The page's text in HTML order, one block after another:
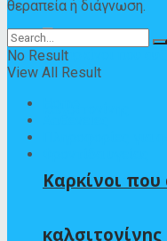
Καρκίνοι
καλσιτονίνης
θεραπεία ή διάγνωση.
No Result
View All Result